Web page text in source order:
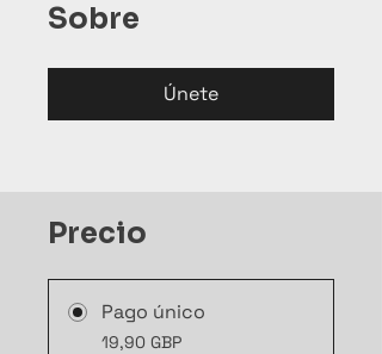
Sobre
Únete
Precio
Pago único
19,90 GBP